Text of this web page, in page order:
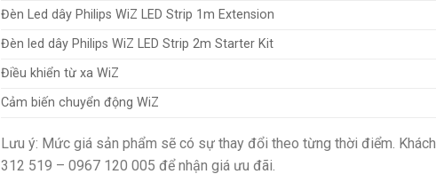
Đèn Led dây Philips WiZ LED Strip 1m Extension
Đèn led dây Philips WiZ LED Strip 2m Starter Kit
Điều khiển từ xa WiZ
Cảm biến chuyển động WiZ
Lưu ý: Mức giá sản phẩm sẽ có sự thay đổi theo từng thời điểm.
312 519 – 0967 120 005 để nhận giá ưu đãi.